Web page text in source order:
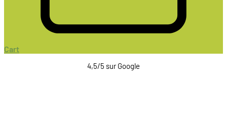
Cart
4,5/5 sur Google